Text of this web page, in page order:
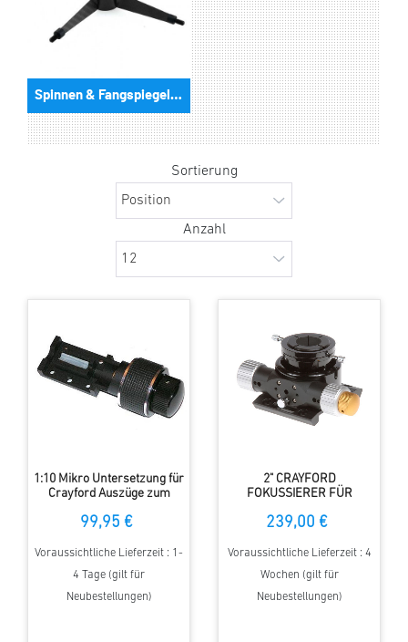
Spinnen & Fangspiegel-Halterungen
Sortierung
Anzahl
1:10 Mikro Untersetzung für
Crayford Auszüge zum
99,95 €
Voraussichtliche Lieferzeit : 1-
4 Tage (gilt für
Neubestellungen)
2" CRAYFORD
FOKUSSIERER FÜR
239,00 €
Voraussichtliche Lieferzeit : 4
Wochen (gilt für
Neubestellungen)